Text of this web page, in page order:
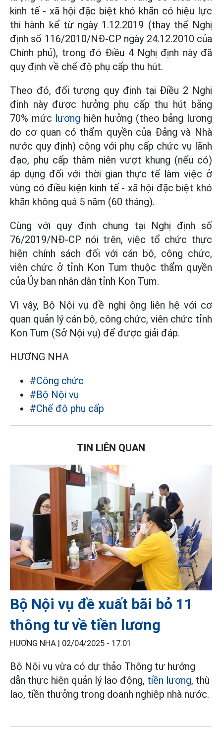
kinh tế - xã hội đặc biệt khó khăn có hiệu lực
thi hành kể từ ngày 1.12.2019 (thay thế Nghị
định số 116/2010/NĐ-CP ngày 24.12.2010 của
Chính phủ), trong đó Điều 4 Nghị định này đã
quy định về chế độ phụ cấp thu hút.
Theo đó, đối tượng quy định tại Điều 2 Nghị
định này được hưởng phụ cấp thu hút bằng
70% mức lương hiện hưởng (theo bảng lương
do cơ quan có thẩm quyền của Đảng và Nhà
nước quy định) cộng với phụ cấp chức vụ lãnh
đạo, phụ cấp thâm niên vượt khung (nếu có)
áp dụng đối với thời gian thực tế làm việc ở
vùng có điều kiện kinh tế - xã hội đặc biệt khó
khăn không quá 5 năm (60 tháng).
Cùng với quy định chung tại Nghị định số
76/2019/NĐ-CP nói trên, việc tổ chức thực
hiện chính sách đối với cán bộ, công chức,
viên chức ở tỉnh Kon Tum thuộc thẩm quyền
của Ủy ban nhân dân tỉnh Kon Tum.
Vì vậy, Bộ Nội vụ đề nghị ông liên hệ với cơ
quan quản lý cán bộ, công chức, viên chức tỉnh
Kon Tum (Sở Nội vụ) để được giải đáp.
HƯƠNG NHA
#Công chức
#Bộ Nội vụ
#Chế độ phụ cấp
TIN LIÊN QUAN
Bộ Nội vụ đề xuất bãi bỏ 11
thông tư về tiền lương
HƯƠNG NHA | 02/04/2025 - 17:01
Bộ Nội vụ vừa có dự thảo Thông tư hướng
dẫn thực hiện quản lý lao động, tiền lương, thù
lao, tiền thưởng trong doanh nghiệp nhà nước.